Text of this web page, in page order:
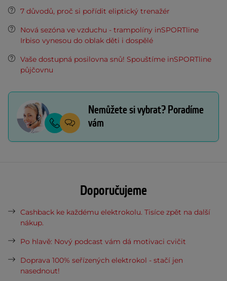
7 důvodů, proč si pořídit eliptický trenažér
Nová sezóna ve vzduchu - trampolíny inSPORTline
Irbiso vynesou do oblak děti i dospělé
Vaše dostupná posilovna snů! Spouštíme inSPORTline
půjčovnu
Nemůžete si vybrat? Poradíme
vám
Doporučujeme
Cashback ke každému elektrokolu. Tisíce zpět na další
nákup.
Po hlavě: Nový podcast vám dá motivaci cvičit
Doprava 100% seřízených elektrokol - stačí jen
nasednout!